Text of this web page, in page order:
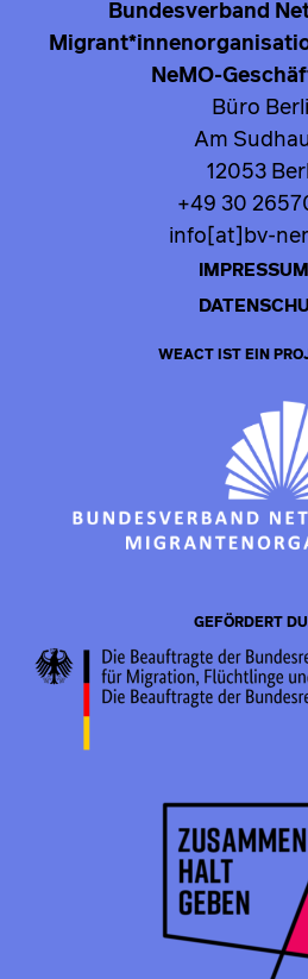
Bundesverband
NeMO-
Büro
Am
12053
+49 30
info[at]bv-
IMPRESSUM
WEACT IST EIN
GEFÖRDERT